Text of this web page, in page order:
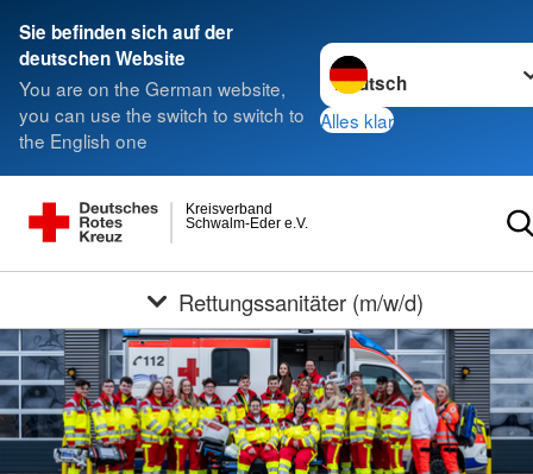
Sie befinden sich auf der
deutschen Website
You are on the German website,
you can use the switch to switch to
the English one
Sprache wechseln zu
Alles klar
Schwalm-Eder e.V.
Kreisverband
Rettungssanitäter (m/w/d)